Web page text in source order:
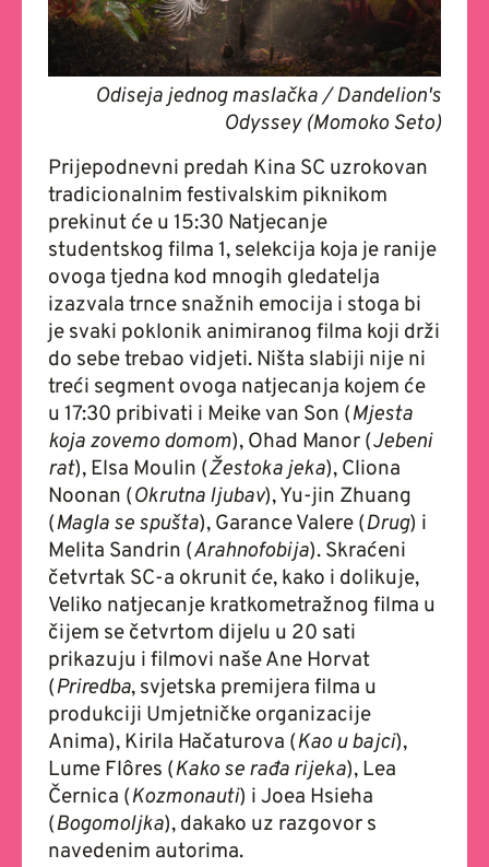
Odiseja jednog maslačka / Dandelion's
Odyssey (Momoko Seto)
Prijepodnevni predah Kina SC uzrokovan
tradicionalnim festivalskim piknikom
prekinut će u 15:30 Natjecanje
studentskog filma 1, selekcija koja je ranije
ovoga tjedna kod mnogih gledatelja
izazvala trnce snažnih emocija i stoga bi
je svaki poklonik animiranog filma koji drži
do sebe trebao vidjeti. Ništa slabiji nije ni
treći segment ovoga natjecanja kojem će
u 17:30 pribivati i Meike van Son (Mjesta
koja zovemo domom), Ohad Manor (Jebeni
rat), Elsa Moulin (Žestoka jeka), Cliona
Noonan (Okrutna ljubav), Yu-jin Zhuang
(Magla se spušta), Garance Valere (Drug) i
Melita Sandrin (Arahnofobija). Skraćeni
četvrtak SC-a okrunit će, kako i dolikuje,
Veliko natjecanje kratkometražnog filma u
čijem se četvrtom dijelu u 20 sati
prikazuju i filmovi naše Ane Horvat
(Priredba, svjetska premijera filma u
produkciji Umjetničke organizacije
Anima), Kirila Hačaturova (Kao u bajci),
Lume Flôres (Kako se rađa rijeka), Lea
Černica (Kozmonauti) i Joea Hsieha
(Bogomoljka), dakako uz razgovor s
navedenim autorima.